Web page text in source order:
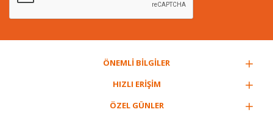
ÖNEMLİ BİLGİLER
HIZLI ERİŞİM
ÖZEL GÜNLER